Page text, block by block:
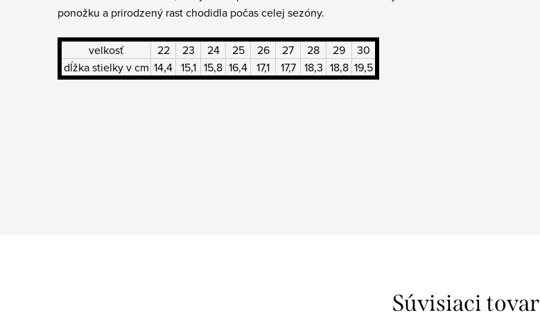
ponožku a prirodzený rast chodidla počas celej sezóny.
velkosť 22 23 24 25 26 27 28 29
30
dĺžka stielky v cm 14,4 15,1 15,8 16,4 17,1 17,7 18,3 18,8 19,5
Súvisiaci tovar